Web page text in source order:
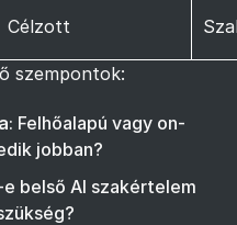
Célzott
szempontok:
: Felhőalapú vagy on-
jobban?
e belső AI szakértelem